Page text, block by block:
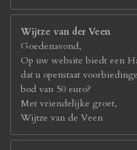
Wijtze van der Veen
Goedenavond,
Op uw website biedt een
dat u openstaat
bod van 50 euro?
Met vriendelijke groet,
Wijtze van de Veen